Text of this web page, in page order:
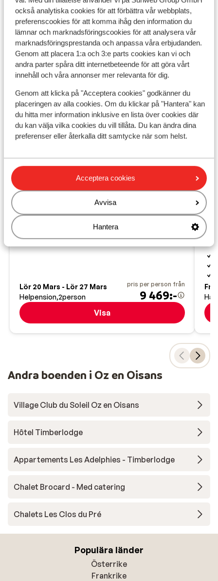
också analytiska cookies för att förbättra vår webbplats,
preferenscookies för att komma ihåg den information du
lämnar och marknadsföringscookies för att analysera vår
marknadsföringsprestanda och anpassa våra erbjudanden.
Genom att placera 1:a och 3:e parts cookies kan vi och
andra parter spåra ditt internetbeteende för att göra vårt
innehåll och våra annonser mer relevanta för dig.
Genom att klicka på "Acceptera cookies" godkänner du
placeringen av alla cookies. Om du klickar på "Hantera" kan
du hitta mer information inklusive en lista över cookies där
du kan välja vilka cookies du vill tillåta. Du kan ändra dina
preferenser eller återkalla ditt samtycke när som helst.
Acceptera cookies
Avvisa
Hantera
Village Club du Soleil Oz en
Alpe d'Huez Grand Domaine Ski
Frankrike
Utomhuspool
Lör 20 Mars - Lör 27 Mars
Helpension 2person
pris per person från
9 469:-
Visa
Oz
Fre
Andra boenden i Oz en Oisans
Village Club du Soleil Oz en Oisans
Hôtel Timberlodge
Appartements Les Adelphies - Timberlodge
Chalet Brocard - Med catering
Chalets Les Clos du Pré
Populära länder
Österrike
Frankrike